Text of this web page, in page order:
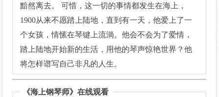
黯然离去。 可惜，这一切的事情都发生在海上，
1900从来不愿踏上陆地，直到有一天，他爱上了一
个女孩，情愫在琴键上流淌。他会不会为了爱情，
踏上陆地开始新的生活，用他的琴声惊艳世界？他
将怎样谱写自己非凡的人生。
《海上钢琴师》在线观看